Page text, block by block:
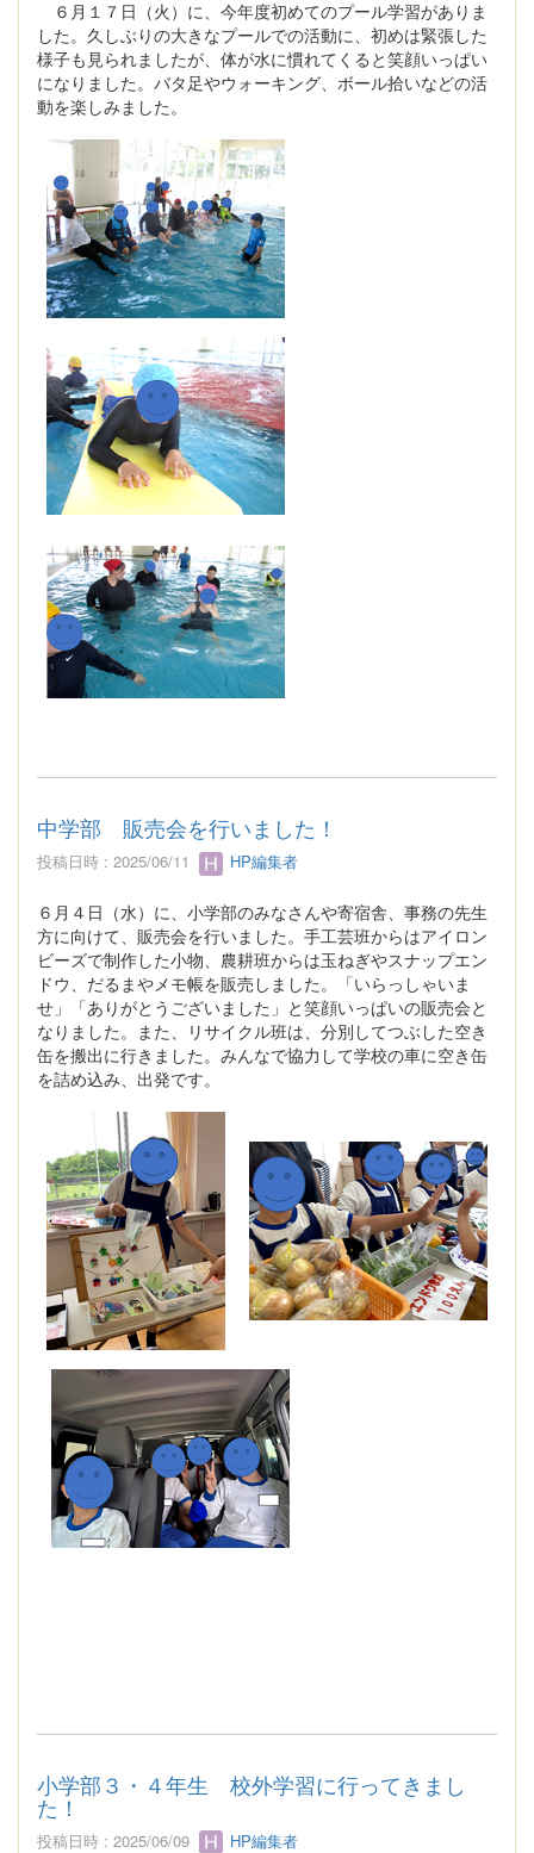
６月１７日（火）に、今年度初めてのプール学習がありま
した。久しぶりの大きなプールでの活動に、初めは緊張した
様子も見られましたが、体が水に慣れてくると笑顔いっぱい
になりました。バタ足やウォーキング、ボール拾いなどの活
動を楽しみました。
中学部 販売会を行いました！
投稿日時 : 2025/06/11 HP編集者
６月４日（水）に、小学部のみなさんや寄宿舎、事務の先生
方に向けて、販売会を行いました。手工芸班からはアイロン
ビーズで制作した小物、農耕班からは玉ねぎやスナップエン
ドウ、だるまやメモ帳を販売しました。「いらっしゃいま
せ」「ありがとうございました」と笑顔いっぱいの販売会と
なりました。また、リサイクル班は、分別してつぶした空き
缶を搬出に行きました。みんなで協力して学校の車に空き缶
を詰め込み、出発です。
小学部３・４年生 校外学習に行ってきまし
た！
投稿日時 : 2025/06/09 HP編集者